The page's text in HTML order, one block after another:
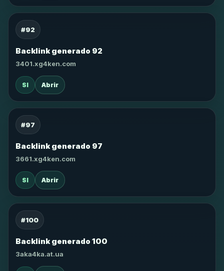
#92
Backlink generado 92
3401.xg4ken.com
SI Abrir
#97
Backlink generado 97
3661.xg4ken.com
SI Abrir
#100
Backlink generado 100
3aka4ka.at.ua